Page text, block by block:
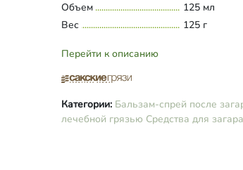
Объем
125 мл
Вес
125 г
Перейти к описанию
Категории: Бальзам-спрей после
лечебной грязью Средства для